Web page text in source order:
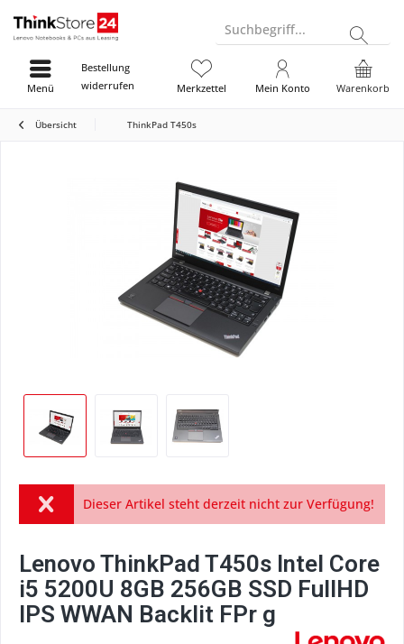
Suchbegriff...
Bestellung
widerrufen
Warenkorb
Merkzettel Mein Konto
Menü
Übersicht ThinkPad T450s
Dieser Artikel steht derzeit nicht zur Verfügung!
Lenovo ThinkPad T450s Intel Core
i5 5200U 8GB 256GB SSD FullHD
IPS WWAN Backlit FPr g